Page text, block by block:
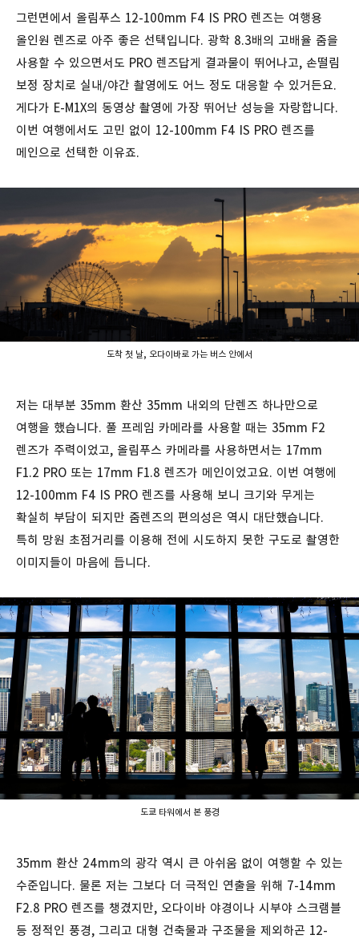
그런면에서 올림푸스 12-100mm F4 IS PRO 렌즈는 여행용
올인원 렌즈로 아주 좋은 선택입니다. 광학 8.3배의 고배율 줌을
사용할 수 있으면서도 PRO 렌즈답게 결과물이 뛰어나고, 손떨림
보정 장치로 실내/야간 촬영에도 어느 정도 대응할 수 있거든요.
게다가 E-M1X의 동영상 촬영에 가장 뛰어난 성능을 자랑합니다.
이번 여행에서도 고민 없이 12-100mm F4 IS PRO 렌즈를
메인으로 선택한 이유죠.
도착 첫 날, 오다이바로 가는 버스 안에서
저는 대부분 35mm 환산 35mm 내외의 단렌즈 하나만으로
여행을 했습니다. 풀 프레임 카메라를 사용할 때는 35mm F2
렌즈가 주력이었고, 올림푸스 카메라를 사용하면서는 17mm
F1.2 PRO 또는 17mm F1.8 렌즈가 메인이었고요. 이번 여행에
12-100mm F4 IS PRO 렌즈를 사용해 보니 크기와 무게는
확실히 부담이 되지만 줌렌즈의 편의성은 역시 대단했습니다.
특히 망원 초점거리를 이용해 전에 시도하지 못한 구도로 촬영한
이미지들이 마음에 듭니다.
도쿄 타워에서 본 풍경
35mm 환산 24mm의 광각 역시 큰 아쉬움 없이 여행할 수 있는
수준입니다. 물론 저는 그보다 더 극적인 연출을 위해 7-14mm
F2.8 PRO 렌즈를 챙겼지만, 오다이바 야경이나 시부야 스크램블
등 정적인 풍경, 그리고 대형 건축물과 구조물을 제외하곤 12-